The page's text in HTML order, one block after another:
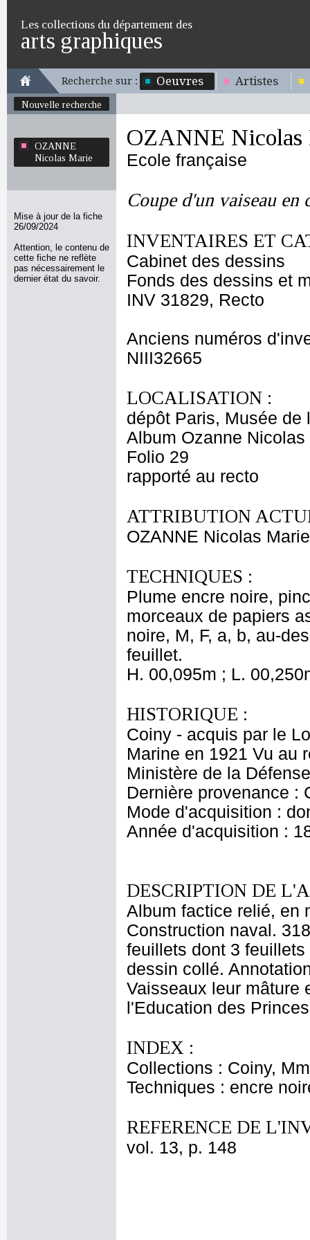
Les collections du département des
arts graphiques
Recherche sur : Oeuvres Artistes
Nouvelle recherche
OZANNE
Nicolas Marie
Mise à jour de la fiche
26/09/2024
Attention, le contenu de
cette fiche ne reflète
pas nécessairement le
dernier état du savoir.
OZANNE Nicolas
Ecole française
Coupe d'un vaiseau en
INVENTAIRES ET
Cabinet des dessins
Fonds des dessins et
INV 31829, Recto
Anciens numéros
NIII32665
LOCALISATION :
dépôt Paris, Musée de
Album Ozanne Nicolas
Folio 29
rapporté au recto
ATTRIBUTION
OZANNE Nicolas Marie
TECHNIQUES :
Plume encre noire,
morceaux de papiers
noire, M, F, a, b, au-
feuillet.
H. 00,095m ; L.
HISTORIQUE :
Coiny - acquis par le
Marine en 1921 Vu au
Ministère de la
Dernière provenance :
Mode d'acquisition :
Année d'acquisition :
DESCRIPTION DE
Album factice relié, en
Construction naval.
feuillets dont 3
dessin collé.
Vaisseaux leur mâture
l'Education des
INDEX :
Collections : Coiny,
Techniques : encre
REFERENCE DE
vol. 13, p. 148